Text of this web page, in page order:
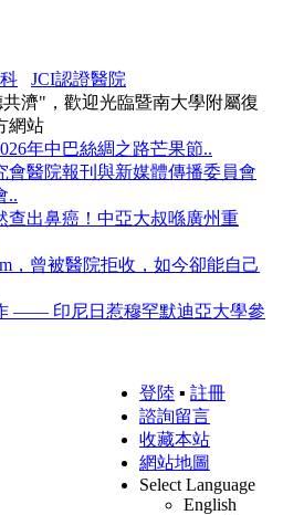
JCI認證醫院
濟"，歡迎光臨暨南大學附屬復
網站
年中巴絲綢之路芒果節..
會醫院報刊與新媒體傳播委員會
..
查出鼻癌！中亞大叔喺廣州重
，曾被醫院拒收，如今卻能自己
—— 印尼日惹穆罕默迪亞大學參
登陸 ▪ 註冊
諮詢留言
收藏本站
網站地圖
Select Language
English